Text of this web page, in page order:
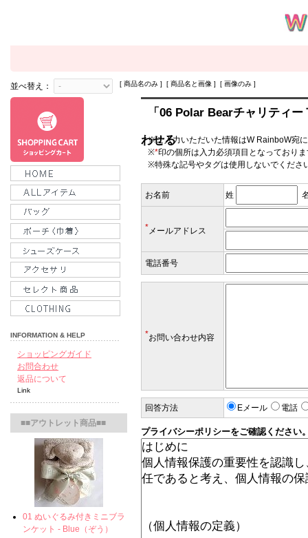
並べ替え： [ 商品名のみ ] [ 商品名と画像 ] [ 画像のみ ]
「06 Polar Bearチャリティ
わせる
※ご入力いただいた情報はW RainboW宛
※*印の個所は入力必須項目となっており
※特殊な記号やタグは使用しないでくださ
お名前 姓
*メールアドレス
電話番号
*お問い合わせ内容
回答方法 Eメール 電話
プライバシーポリシーをご確認ください
INFORMATION & HELP
ショッピングガイド
お問合わせ
返品について
Link
■■アウトレット商品■■
01 ぬいぐるみ付きミニブラ
ンケット - Blue（ぞう）